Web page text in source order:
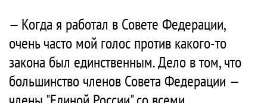
— Когда я работал в Совете Федерации,
очень часто мой голос против какого-то
закона был единственным. Дело в том, что
большинство членов Совета Федерации —